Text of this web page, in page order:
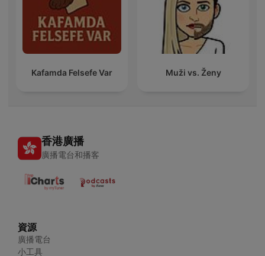
Kafamda Felsefe Var Muži vs. Ženy
香港廣播
廣播電台和播客
資源
廣播電台
小工具